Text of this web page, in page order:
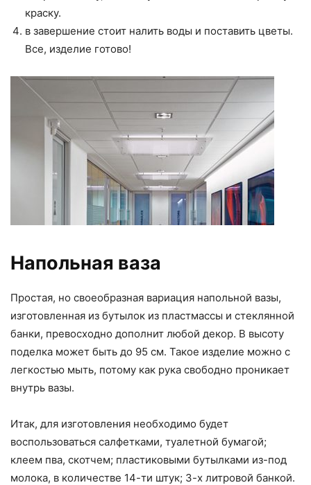
краску.
в завершение стоит налить воды и поставить цветы.
Все, изделие готово!
Напольная ваза
Простая, но своеобразная вариация напольной вазы,
изготовленная из бутылок из пластмассы и стеклянной
банки, превосходно дополнит любой декор. В высоту
поделка может быть до 95 см. Такое изделие можно с
легкостью мыть, потому как рука свободно проникает
внутрь вазы.
Итак, для изготовления необходимо будет
воспользоваться салфетками, туалетной бумагой;
клеем пва, скотчем; пластиковыми бутылками из-под
молока, в количестве 14-ти штук; 3-х литровой банкой.